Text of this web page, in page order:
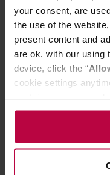
your consent, are
the use of the
present content and
are ok. with our using
device, click the “
cookie settings
the controller’s
Mazowiecka 24I/U9,
legitimate interests
activities of the
HAYB x Pan tu nie